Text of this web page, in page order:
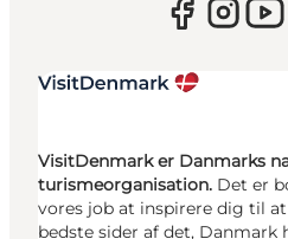
VisitDenmark er Danmarks
turismeorganisation. Det er
vores job at inspirere dig til
bedste sider af det, Danmark